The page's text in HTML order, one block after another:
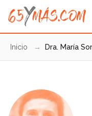
Inicio → Dra. María